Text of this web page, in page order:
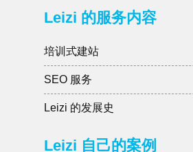
Leizi 的服务内容
培训式建站
SEO 服务
Leizi 的发展史
Leizi 自己的案例